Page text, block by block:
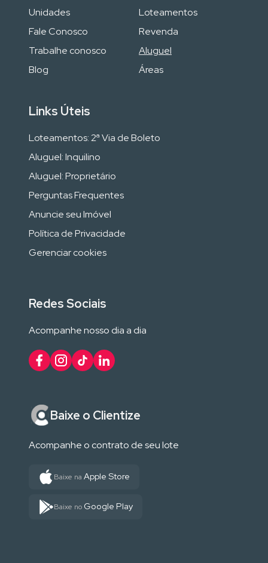
Unidades
Fale Conosco
Trabalhe conosco
Blog
Loteamentos
Revenda
Aluguel
Áreas
Links Úteis
Loteamentos: 2ª Via de Boleto
Aluguel: Inquilino
Aluguel: Proprietário
Perguntas Frequentes
Anuncie seu Imóvel
Política de Privacidade
Gerenciar cookies
Redes Sociais
Acompanhe nosso dia a dia
Baixe o Clientize
Acompanhe o contrato de seu lote
Baixe na Apple Store
Baixe no Google Play